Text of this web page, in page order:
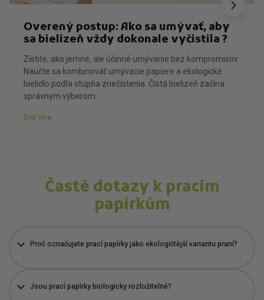
Overený postup: Ako sa umývať, aby
sa bielizeň vždy dokonale vyčistila ?
Zistite, ako jemné, ale účinné umývanie bez kompromisov.
Naučte sa kombinovať umývacie papiere a ekologické
bielidlo podľa stupňa znečistenia. Čistá bielizeň začína
správnym výberom.
Číst více
Časté dotazy k pracím
papírkům
Proč označujete prací papírky jako ekologičtější variantu praní?
Jsou prací papírky biologicky rozložitelné?